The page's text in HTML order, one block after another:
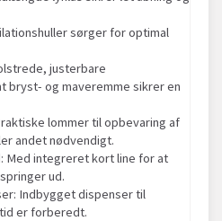
sørger for optimal
justerbare
bryst- og maveremme sikrer en
lommer til opbevaring af
andet nødvendigt.
Med integreret kort line for at
ud.
Indbygget dispenser til
er forberedt.